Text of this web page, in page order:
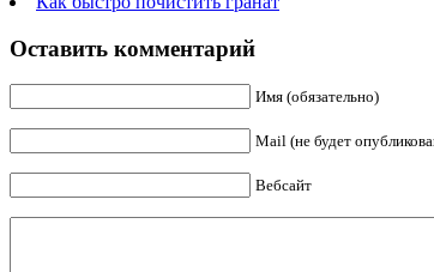
Оставить комментарий
Имя (обязательно)
Mail (не будет
Вебсайт